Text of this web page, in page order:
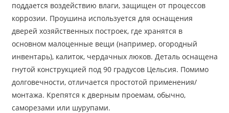
поддается воздействию влаги, защищен от процессов
коррозии. Проушина используется для оснащения
дверей хозяйственных построек, где хранятся в
основном малоценные вещи (например, огородный
инвентарь), калиток, чердачных люков. Деталь оснащена
гнутой конструкцией под 90 градусов Цельсия. Помимо
долговечности, отличается простотой применения/
монтажа. Крепятся к дверным проемам, обычно,
саморезами или шурупами.